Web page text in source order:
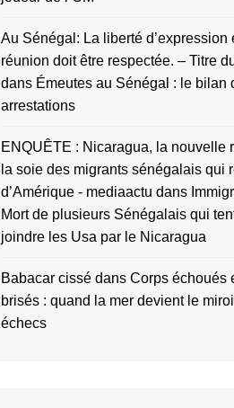
Au Sénégal: La liberté d’expression
réunion doit être respectée. – Titre
dans Émeutes au Sénégal : le bilan
arrestations
ENQUÊTE : Nicaragua, la nouvelle
la soie des migrants sénégalais qui
d’Amérique - mediaactu dans
Mort de plusieurs Sénégalais qui
joindre les Usa par le Nicaragua
Babacar cissé dans Corps échoués
brisés : quand la mer devient le
échecs